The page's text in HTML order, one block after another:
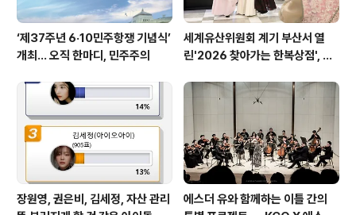
‘제37주년 6·10민주항쟁 기념식’
개최… 오직 한마디, 민주주의
세계유산위원회 계기 부산서 열
린'2026 찾아가는 한복상점', 역
장원영, 권은비, 김세정, 자산 관리
에스더 유와 함께하는 이틀 간의